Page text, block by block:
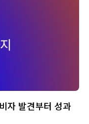
자 발견부터 성과